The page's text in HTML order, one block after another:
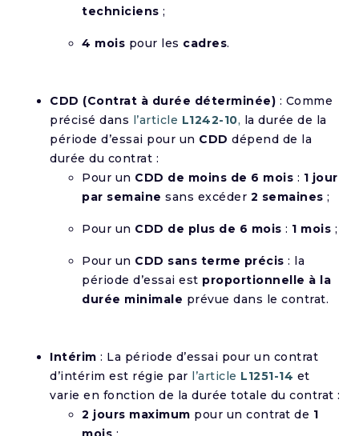
techniciens ;
4 mois pour les cadres.
CDD (Contrat à durée déterminée) : Comme
précisé dans l’article L1242-10, la durée de la
période d’essai pour un CDD dépend de la
durée du contrat :
Pour un CDD de moins de 6 mois : 1 jour
par semaine sans excéder 2 semaines ;
Pour un CDD de plus de 6 mois : 1 mois ;
Pour un CDD sans terme précis : la
période d’essai est proportionnelle à la
durée minimale prévue dans le contrat.
Intérim : La période d’essai pour un contrat
d’intérim est régie par l’article L1251-14 et
varie en fonction de la durée totale du contrat :
2 jours maximum pour un contrat de 1